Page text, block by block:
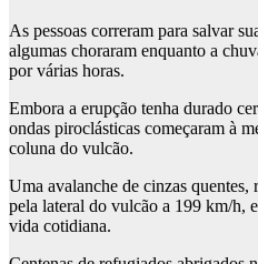
As pessoas correram para salvar
algumas choraram enquanto a
por várias horas.
Embora a erupção tenha durado
ondas piroclásticas começaram à
coluna do vulcão.
Uma avalanche de cinzas quentes,
pela lateral do vulcão a 199 km/h,
vida cotidiana.